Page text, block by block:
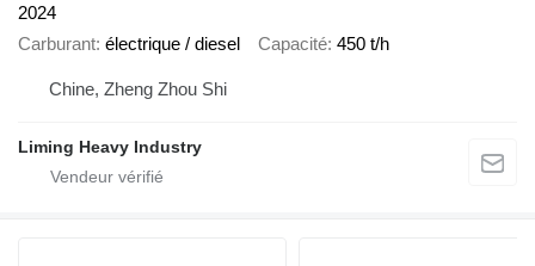
2024
Carburant électrique / diesel Capacité 450 t/h
Chine, Zheng Zhou Shi
Liming Heavy Industry